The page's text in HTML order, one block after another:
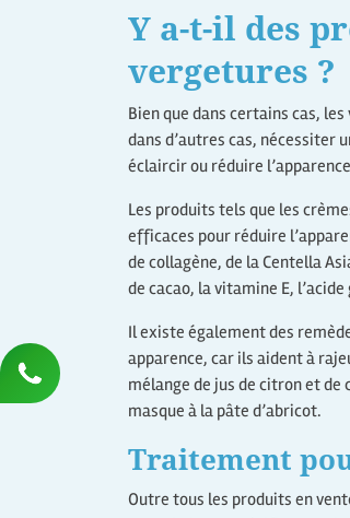
Y a-t-il des
vergetures ?
Bien que dans certains cas,
dans d’autres cas, nécessiter
éclaircir ou réduire
Les produits tels que les
efficaces pour réduire
de collagène, de la Centella
de cacao, la vitamine E,
Il existe également des
apparence, car ils aident à
mélange de jus de citron et de
masque à la pâte d’abricot.
Traitement
Outre tous les produits en